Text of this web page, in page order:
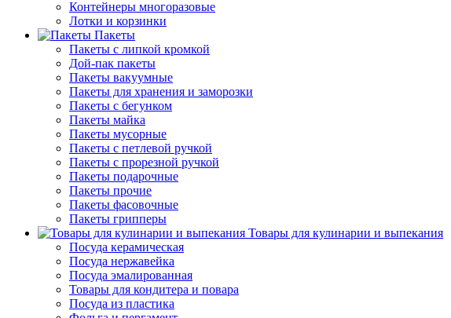
Контейнеры многоразовые
Лотки и корзинки
Пакеты
Пакеты с липкой кромкой
Дой-пак пакеты
Пакеты вакуумные
Пакеты для хранения и заморозки
Пакеты с бегунком
Пакеты майка
Пакеты мусорные
Пакеты с петлевой ручкой
Пакеты с прорезной ручкой
Пакеты подарочные
Пакеты прочие
Пакеты фасовочные
Пакеты грипперы
Товары для кулинарии и выпекания
Посуда керамическая
Посуда нержавейка
Посуда эмалированная
Товары для кондитера и повара
Посуда из пластика